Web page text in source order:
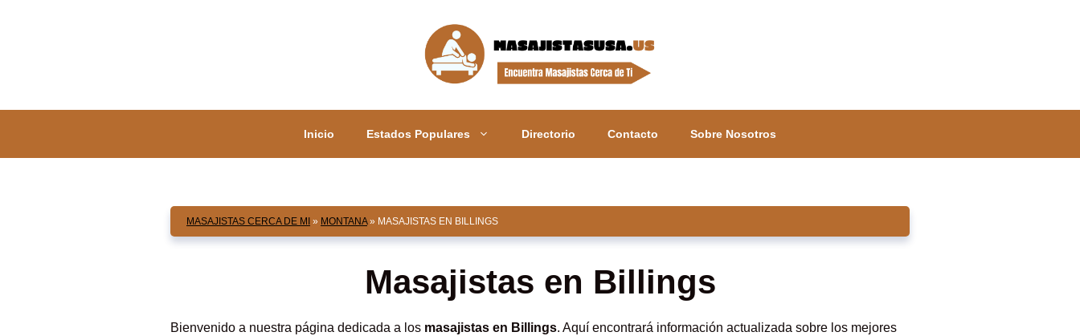
Inicio Estados Populares Directorio Contacto Sobre Nosotros
MASAJISTAS CERCA DE MI » MONTANA» MASAJISTAS EN BILLINGS
Masajistas en Billings
Bienvenido a nuestra página dedicada a los masajistas en Billings. Aquí encontrará información actualizada sobre los mejores